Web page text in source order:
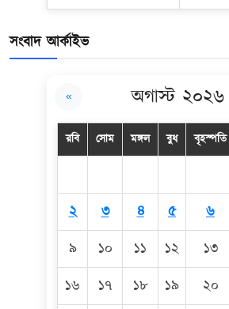
সংবাদ আর্কাইভ
« অগাস্ট ২০২৬
রবি সোম মঙ্গল বুধ বৃহস্পতি
২
৩ ৪ ৫ ৬
৯
১০ ১১ ১২ ১৩
১৬
১৭ ১৮ ১৯ ২০